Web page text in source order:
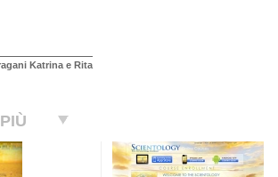
Katrina e Rita